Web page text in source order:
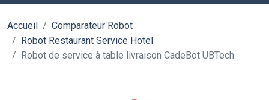
Accueil
Comparateur Robot
Robot Restaurant Service Hotel
Robot de service à table livraison CadeBot UBTech